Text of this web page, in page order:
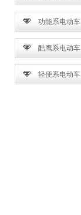
功能系电动车
酷鹰系电动车
轻便系电动车